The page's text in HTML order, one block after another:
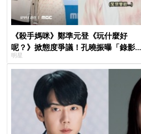
《殺手媽咪》鄭準元登《玩什麼好
呢？》掀態度爭議！孔曉振曝「錄影後
真的吐了」心疼喊：沒能救你
明星